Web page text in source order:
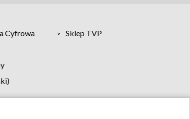
Cyfrowa
Sklep TVP